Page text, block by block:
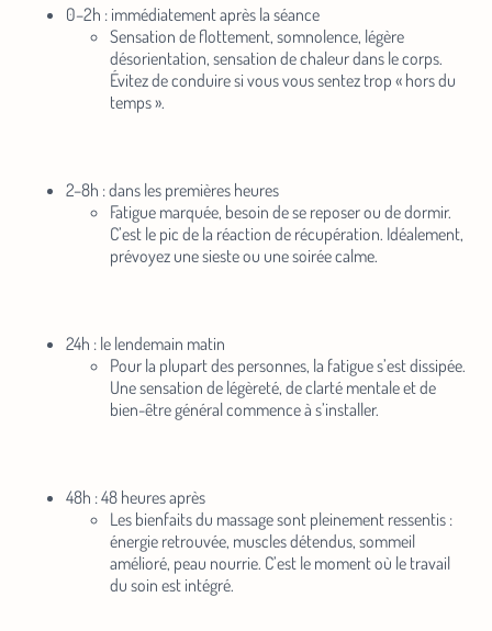
0–2h : immédiatement après la séance
Sensation de flottement, somnolence, légère
désorientation, sensation de chaleur dans le corps.
Évitez de conduire si vous vous sentez trop « hors du
temps ».
2–8h : dans les premières heures
Fatigue marquée, besoin de se reposer ou de dormir.
C’est le pic de la réaction de récupération. Idéalement,
prévoyez une sieste ou une soirée calme.
24h : le lendemain matin
Pour la plupart des personnes, la fatigue s’est dissipée.
Une sensation de légèreté, de clarté mentale et de
bien-être général commence à s’installer.
48h : 48 heures après
Les bienfaits du massage sont pleinement ressentis :
énergie retrouvée, muscles détendus, sommeil
amélioré, peau nourrie. C’est le moment où le travail
du soin est intégré.